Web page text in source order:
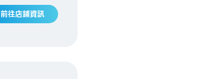
前往店鋪資訊